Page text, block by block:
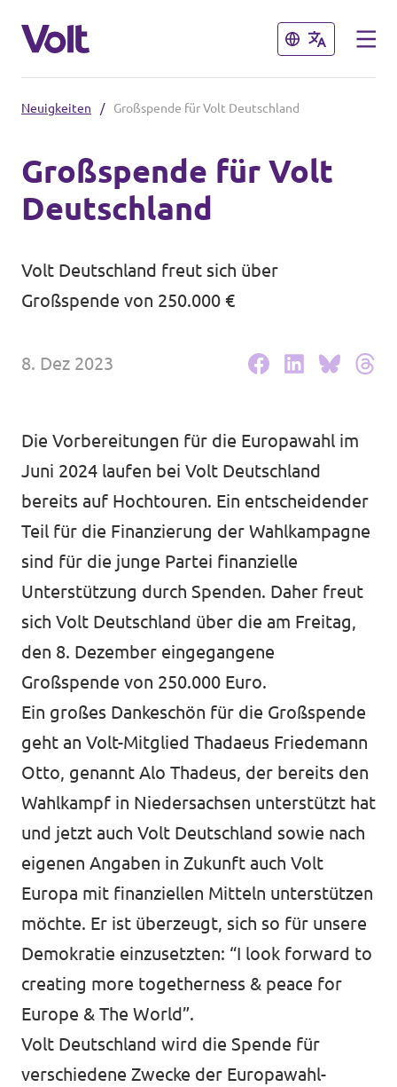
Schließen
Website von Volt NRW
Volt vor Ort in NRW
Volt in Deutschland
Volt in deinem Bundesland
Schließen
Programm
Über Volt
Menschen
Presse
Mache bei uns mit!
Deine Spende für Volt!
Jobs bei Volt
Städteteams im Ruhrgebiet
Transparenz
Datenschutz
Impressum
Neuigkeiten / Großspende für Volt Deutschland
Großspende für Volt
Deutschland
Volt Deutschland freut sich über
Großspende von 250.000 €
8. Dez 2023
Die Vorbereitungen für die Europawahl im
Juni 2024 laufen bei Volt Deutschland
bereits auf Hochtouren. Ein entscheidender
Teil für die Finanzierung der Wahlkampagne
sind für die junge Partei finanzielle
Unterstützung durch Spenden. Daher freut
sich Volt Deutschland über die am Freitag,
den 8. Dezember eingegangene
Großspende von 250.000 Euro.
Ein großes Dankeschön für die Großspende
geht an Volt-Mitglied Thadaeus Friedemann
Otto, genannt Alo Thadeus, der bereits den
Wahlkampf in Niedersachsen unterstützt hat
und jetzt auch Volt Deutschland sowie nach
eigenen Angaben in Zukunft auch Volt
Europa mit finanziellen Mitteln unterstützen
möchte. Er ist überzeugt, sich so für unsere
Demokratie einzusetzten: “I look forward to
creating more togetherness & peace for
Europe & The World”.
Volt Deutschland wird die Spende für
verschiedene Zwecke der Europawahl-